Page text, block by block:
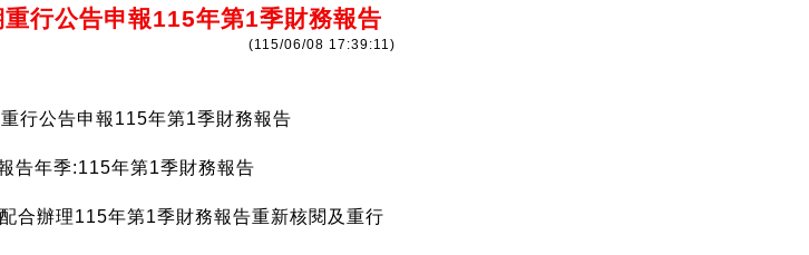
行公告申報115年第1季財務報告
(115/06/08 17:39:11)
行公告申報115年第1季財務報告
告年季:115年第1季財務報告
合辦理115年第1季財務報告重新核閱及重行